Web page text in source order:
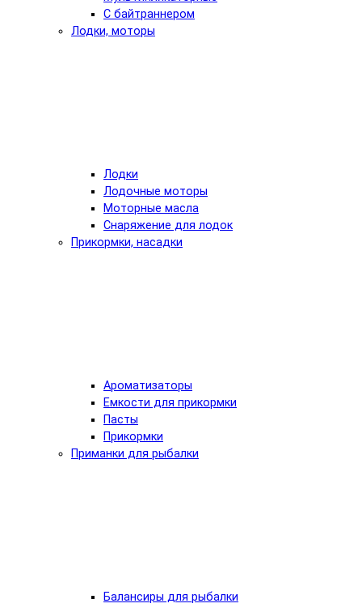
С байтраннером
Лодки, моторы
Лодки
Лодочные моторы
Моторные масла
Снаряжение для лодок
Прикормки, насадки
Ароматизаторы
Емкости для прикормки
Пасты
Прикормки
Приманки для рыбалки
Балансиры для рыбалки